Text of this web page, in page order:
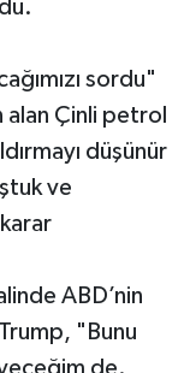
sordu"
Çinli petrol
düşünür
ve
ABD’nin
"Bunu
de.